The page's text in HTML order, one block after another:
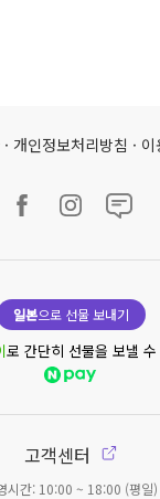
· 개인정보처리방침 · 이
일본으로 선물 보내기
로 간단히 선물을 보낼
고객센터
시간: 10:00 ~ 18:00 (평일)